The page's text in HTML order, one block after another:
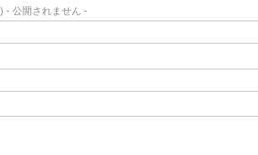
- 公開されません -